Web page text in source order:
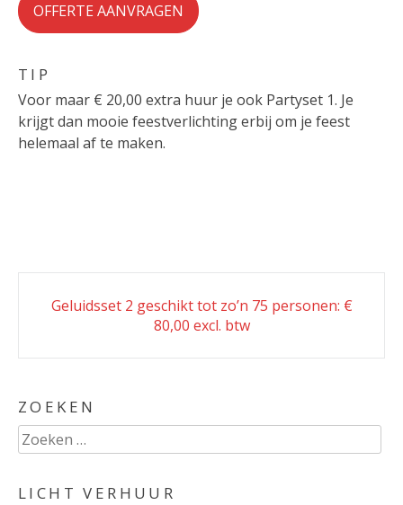
OFFERTE AANVRAGEN
TIP
Voor maar € 20,00 extra huur je ook Partyset 1. Je
krijgt dan mooie feestverlichting erbij om je feest
helemaal af te maken.
navigation
Geluidsset 2 geschikt tot zo’n 75 personen: €
80,00 excl. btw
ZOEKEN
Zoeken
naar:
LICHT VERHUUR